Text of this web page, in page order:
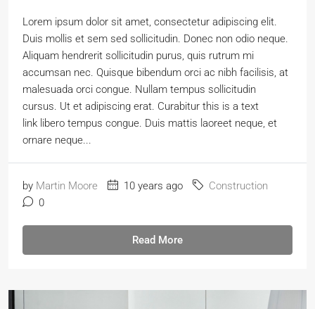
Lorem ipsum dolor sit amet, consectetur adipiscing elit.
Duis mollis et sem sed sollicitudin. Donec non odio neque.
Aliquam hendrerit sollicitudin purus, quis rutrum mi
accumsan nec. Quisque bibendum orci ac nibh facilisis, at
malesuada orci congue. Nullam tempus sollicitudin
cursus. Ut et adipiscing erat. Curabitur this is a text
link libero tempus congue. Duis mattis laoreet neque, et
ornare neque...
by Martin Moore 10 years ago
Construction
0
Read More